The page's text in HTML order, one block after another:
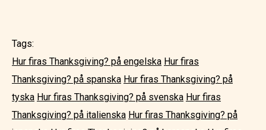
Tags:
Hur firas Thanksgiving? på engelska Hur firas
Thanksgiving? på spanska Hur firas Thanksgiving? på
tyska Hur firas Thanksgiving? på svenska Hur firas
Thanksgiving? på italienska Hur firas Thanksgiving? på